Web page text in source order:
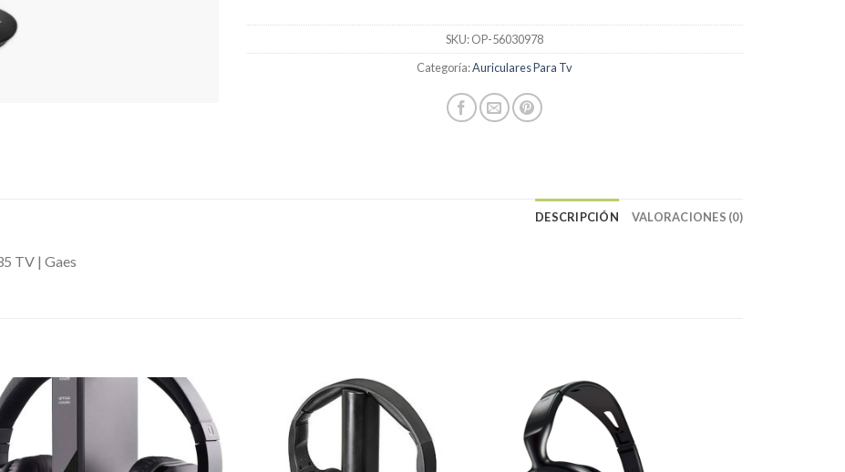
SKU:OP-56030978
Categoría:Auriculares Para Tv
DESCRIPCIÓN VALORACIONES (0)
TV | Gaes